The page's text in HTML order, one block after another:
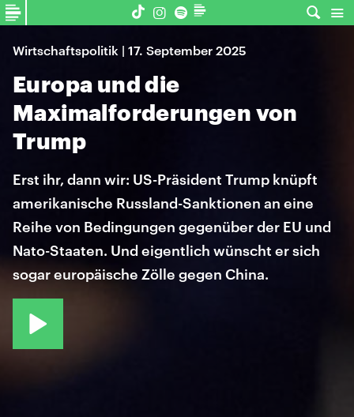
Wirtschaftspolitik | 17. September 2025
Europa und die
Maximalforderungen von
Trump
Erst ihr, dann wir: US-Präsident Trump knüpft
amerikanische Russland-Sanktionen an eine
Reihe von Bedingungen gegenüber der EU und
Nato-Staaten. Und eigentlich wünscht er sich
sogar europäische Zölle gegen China.